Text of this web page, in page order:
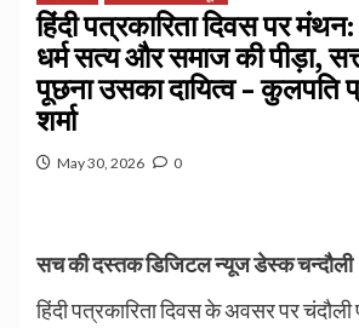
हिंदी पत्रकारिता दिवस पर
धर्म सत्य और समाज की पीड़ा,
पूछना उसका दायित्व – कुलपति
शर्मा
May 30, 2026 0
सच की दस्तक डिजिटल न्यूज डेस्क चन्दौली
हिंदी पत्रकारिता दिवस के अवसर पर चंदौली